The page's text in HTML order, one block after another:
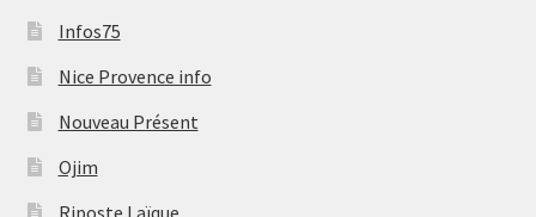
Infos75
Nice Provence info
Nouveau Présent
Ojim